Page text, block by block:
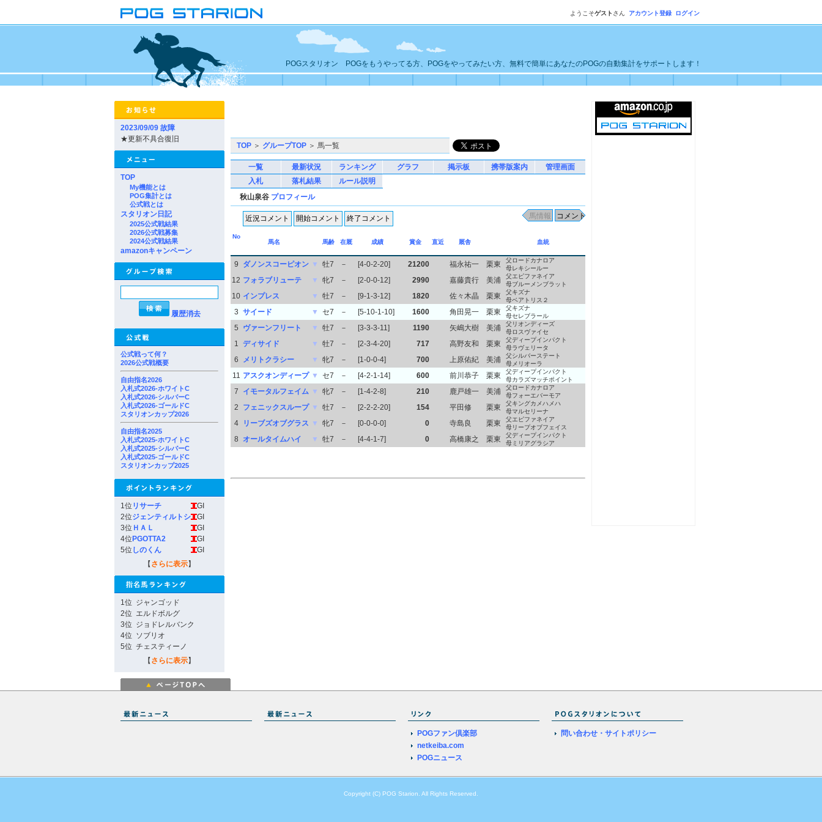
ようこそゲスト さん アカウント登録 ログイン
POGスタリオン POGをもうやってる方、POGをやってみたい方、無料で簡単にあなたのPOGの自動集計をサポートします！
2023/09/09 故障
★更新不具合復旧
TOP
My機能とは
POG集計とは
公式戦とは
スタリオン日記
2025公式戦結果
2026公式戦募集
2024公式戦結果
amazonキャンペーン
履歴消去
公式戦って何？
2026公式戦概要
自由指名2026
入札式2026-ホワイトC
入札式2026-シルバーC
入札式2026-ゴールドC
スタリオンカップ2026
自由指名2025
入札式2025-ホワイトC
入札式2025-シルバーC
入札式2025-ゴールドC
スタリオンカップ2025
1位 リサーチ
GI
2位ジェンティルトシ
GI
3位 ＨＡＬ
GI
4位 PGOTTA2
GI
5位 しのくん
GI
【 さらに表示】
1位 ジャンゴッド
2位 エルドボルグ
3位 ジョドレルバンク
4位 ソブリオ
5位 チェスティーノ
【 さらに表示】
TOP ＞ グループTOP ＞ 馬一覧
一覧 最新状況 ランキング グラフ 掲示板 携帯版案内
管理画面
入札
落札結果
ルール説明
秋山泉谷 プロフィール
No
馬名
馬齢 在厩 成績 賞金 直近 厩舎 血統
9 ダノンスコーピオン ▼ 牡7 － [4-0-2-20] 21200 福永祐一 栗東
父ロードカナロア
母レキシールー
12 フォラブリューテ ▼ 牝7 － [2-0-0-12] 2990 嘉藤貴行 美浦
父エピファネイア
母ブルーメンブラット
10 インプレス ▼ 牡7 － [9-1-3-12] 1820 佐々木晶 栗東
父キズナ
母ベアトリス２
3 サイード ▼ セ7 － [5-10-1-10] 1600 角田晃一 栗東
父キズナ
母セレブラール
5 ヴァーンフリート ▼ 牡7 － [3-3-3-11] 1190 矢嶋大樹 美浦
父リオンディーズ
母ロスヴァイセ
1 ディサイド ▼ 牡7 － [2-3-4-20] 717 高野友和 栗東
父ディープインパクト
母ラヴェリータ
6 メリトクラシー ▼ 牝7 － [1-0-0-4] 700 上原佑紀 美浦
父シルバーステート
母メリオーラ
11 アスクオンディープ ▼ セ7 － [4-2-1-14] 600 前川恭子 栗東
父ディープインパクト
母カラズマッチポイント
7 イモータルフェイム ▼ 牝7 － [1-4-2-8] 210 鹿戸雄一 美浦
父ロードカナロア
母フォーエバーモア
2 フェニックスループ ▼ 牡7 － [2-2-2-20] 154 平田修 栗東
父キングカメハメハ
母マルセリーナ
4 リーブズオブグラス ▼ 牝7 － [0-0-0-0] 0 寺島良 栗東
父エピファネイア
母リープオブフェイス
8 オールタイムハイ ▼ 牡7 － [4-4-1-7] 0 高橋康之 栗東
父ディープインパクト
母ミリアグラシア
POGファン倶楽部
netkeiba.com
POGニュース
問い合わせ・サイトポリシー
Copyright (C) POG Starion. All Rights Reserved.